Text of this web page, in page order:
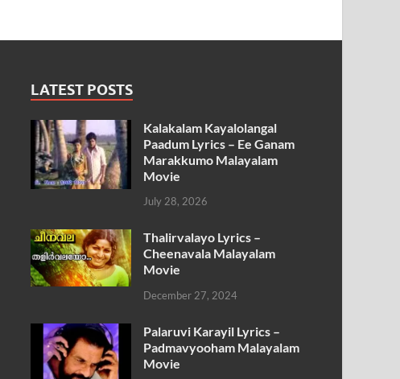
LATEST POSTS
Kalakalam Kayalolangal
Paadum Lyrics – Ee Ganam
Marakkumo Malayalam
Movie
July 28, 2026
Thalirvalayo Lyrics –
Cheenavala Malayalam
Movie
December 27, 2024
Palaruvi Karayil Lyrics –
Padmavyooham Malayalam
Movie